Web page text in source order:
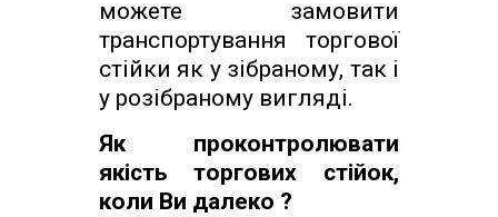
можете замовити
транспортування торгової
стійки як у зібраному, так і
у розібраному вигляді.
Як проконтролювати
якість торгових стійок,
коли Ви далеко ?